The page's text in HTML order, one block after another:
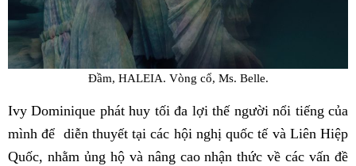
Đầm, HALEIA. Vòng cổ, Ms. Belle.
Ivy Dominique phát huy tối đa lợi thế người nổi tiếng của
mình để diễn thuyết tại các hội nghị quốc tế và Liên Hiệp
Quốc, nhằm ủng hộ và nâng cao nhận thức về các vấn đề